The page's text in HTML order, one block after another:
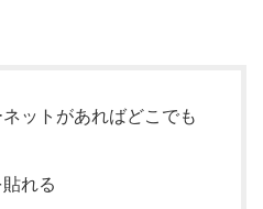
ットがあればどこでも
れる